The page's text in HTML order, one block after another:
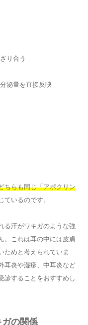
り合う
泌量を直接反映
ちらも同じ「アポクリン
ているのです。
る汗がワキガのような強
。これは耳の中には皮膚
ためと考えられていま
耳炎や湿疹、中耳炎など
診することをおすすめし
ガの関係